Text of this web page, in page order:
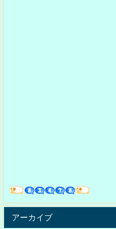
アーカイブ